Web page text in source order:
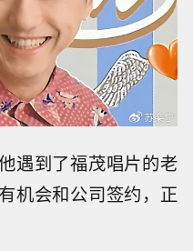
遇到了福茂唱片的老
机会和公司签约，正